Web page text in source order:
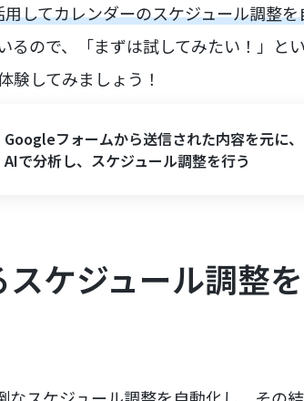
用してカレンダーのスケジュール調整
るので、「まずは試してみたい！」と
験してみましょう！
Googleフォームから送信された内容を元に
AIで分析し、スケジュール調整を行う
ケジュール調整